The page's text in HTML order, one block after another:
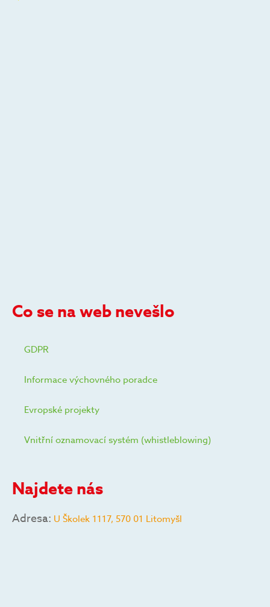
Co se na web nevešlo
GDPR
Informace výchovného poradce
Evropské projekty
Vnitřní oznamovací systém (whistleblowing)
Najdete nás
Adresa: U Školek 1117, 570 01 Litomyšl